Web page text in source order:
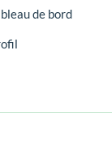
de bord